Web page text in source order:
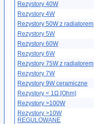
Rezystory 40W
Rezystory 4W
Rezystory 50W z radiatorem
Rezystory 5W
Rezystory 60W
Rezystory 6W
Rezystory 75W z radiatorem
Rezystory 7W
Rezystory 9W ceramiczne
Rezystory < 1Ω [Ohm]
Rezystory >100W
Rezystory >10W
REGULOWANE